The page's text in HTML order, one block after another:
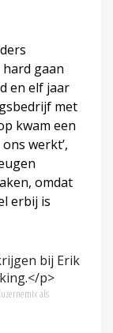
gaan
en elf jaar
met
kwam een
werkt’,
omdat
erbij is
als